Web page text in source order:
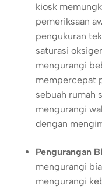
kiosk
pemeriksaan
pengukuran
saturasi
mengurangi
mempercepat
sebuah rumah
mengurangi
dengan
Pengurangan
mengurangi
mengurangi